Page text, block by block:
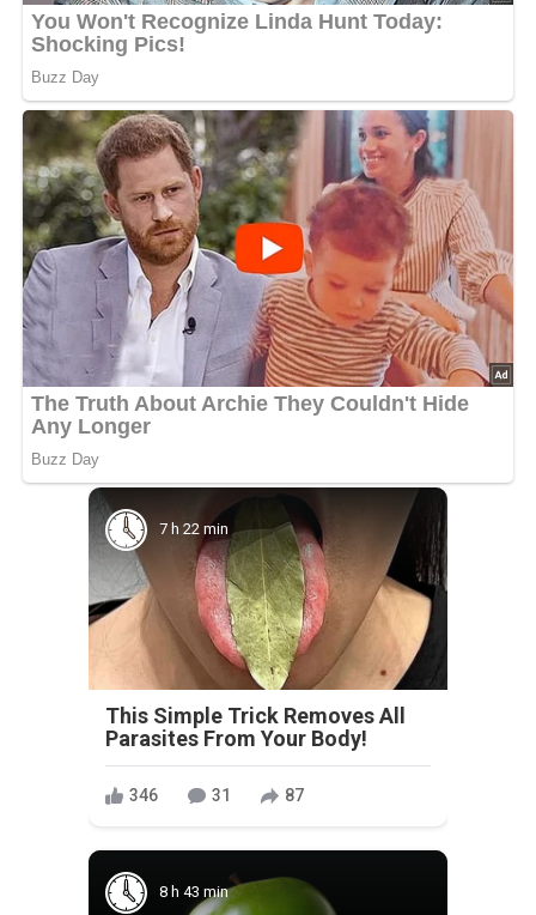
7 h 22 min
This Simple Trick Removes All
Parasites From Your Body!
346 31 87
8 h 43 min